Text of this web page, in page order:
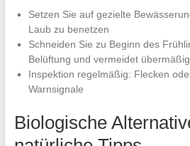
Setzen Sie auf gezielte
Laub zu benetzen
Schneiden Sie zu Beginn des
Belüftung und vermeidet
Inspektion regelmäßig: Flecken
Warnsignale
Biologische